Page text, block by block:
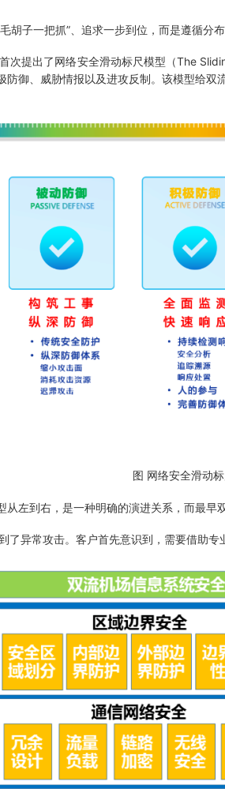
胡子一把抓”、追求一步到位，而是遵循分
次提出了网络安全滑动标尺模型（The
御、威胁情报以及进攻反制。该模型给双
图 网络安全滑动
左到右，是一种明确的演进关系，而最早
异常攻击。客户首先意识到，需要借助专